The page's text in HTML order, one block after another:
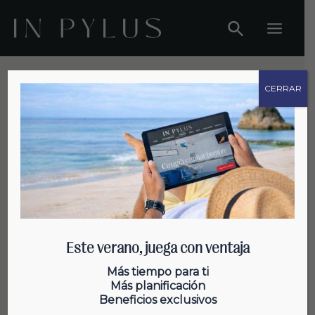
contenido
Menu
Curiosidades sobre el cabello
¿Cómo saber si te estás
quedando calvo?
Este verano, juega con ventaja
Más tiempo para ti
Más planificación
Beneficios exclusivos
CERRAR